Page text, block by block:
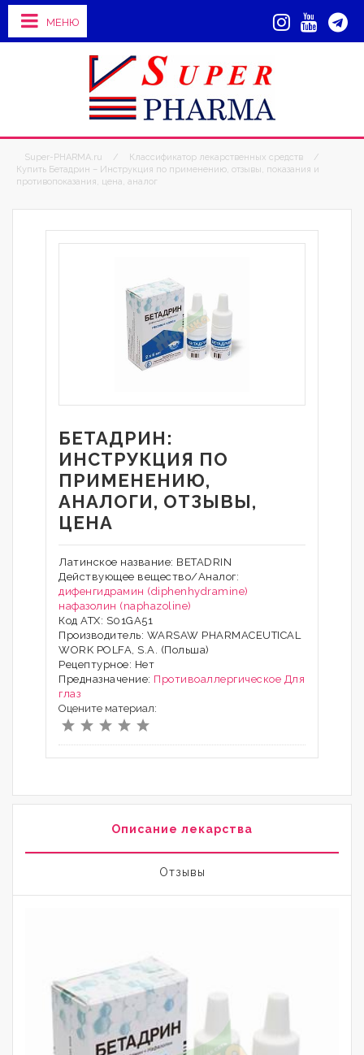
МЕНЮ
Super-PHARMA.ru / Классификатор лекарственных средств
/
Купить Бетадрин – Инструкция по применению, отзывы, показания и
противопоказания, цена, аналог
БЕТАДРИН:
ИНСТРУКЦИЯ ПО
ПРИМЕНЕНИЮ,
АНАЛОГИ, ОТЗЫВЫ,
ЦЕНА
Латинское название: BETADRIN
Действующее вещество/Аналог:
дифенгидрамин (diphenhydramine)
нафазолин (naphazoline)
Код АТХ: S01GA51
Производитель: WARSAW PHARMACEUTICAL
WORK POLFA, S.A. (Польша)
Рецептурное: Нет
Предназначение: Противоаллергическое Для
глаз
Оцените материал:
Описание лекарства
Отзывы